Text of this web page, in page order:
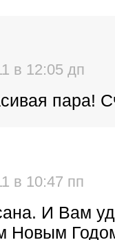
в 12:05 дп
пара!
в 10:47 пп
И Вам
Новым